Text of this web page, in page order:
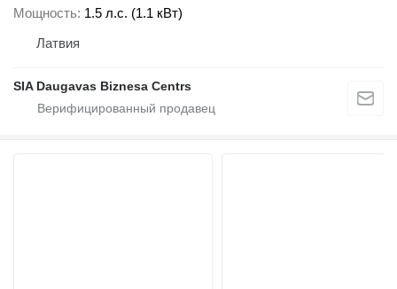
Мощность 1.5 л.с. (1.1 кВт)
Латвия
SIA Daugavas Biznesa Centrs